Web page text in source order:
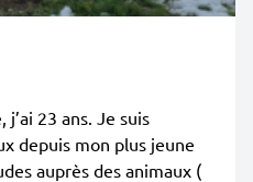
j’ai 23 ans. Je suis
depuis mon plus jeune
auprès des animaux (